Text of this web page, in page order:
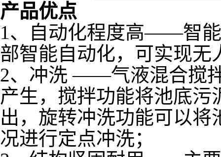
产品优点
1、自动化程度高——智
部智能自动化，可实现无
2、冲洗 ——气液混合搅
产生，搅拌功能将池底
出，旋转冲洗功能可以
况进行定点冲洗；